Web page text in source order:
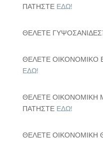
ΠΑΤΗΣΤΕ ΕΔΩ!
ΘΕΛΕΤΕ
ΘΕΛΕΤΕ ΟΙΚΟΝΟΜΙΚΟ
ΕΔΩ!
ΘΕΛΕΤΕ ΟΙΚΟΝΟΜΙΚΗ
ΠΑΤΗΣΤΕ ΕΔΩ!
ΘΕΛΕΤΕ